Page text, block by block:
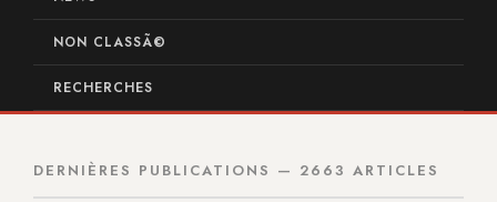
NON CLASSÃ©
RECHERCHES
DERNIÈRES PUBLICATIONS — 2663 ARTICLES